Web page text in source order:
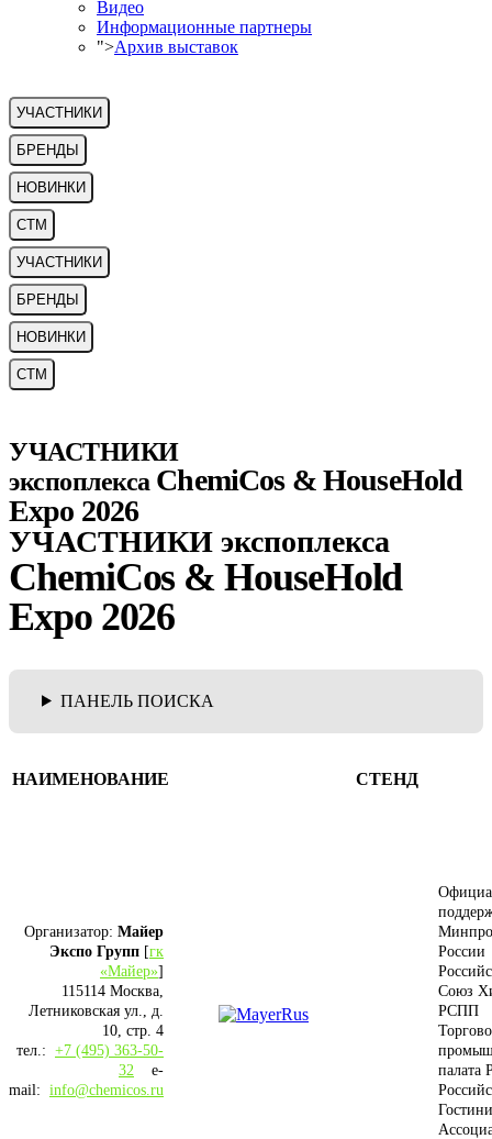
Видео
Информационные партнеры
">Архив выставок
УЧАСТНИКИ
БРЕНДЫ
НОВИНКИ
СТМ
УЧАСТНИКИ
БРЕНДЫ
НОВИНКИ
СТМ
УЧАСТНИКИ
экспоплекса ChemiCos & HouseHold
Expo 2026
УЧАСТНИКИ экспоплекса
ChemiCos & HouseHold
Expo 2026
ПАНЕЛЬ ПОИСКА
НАИМЕНОВАНИЕ СТЕНД
Организатор: Майер
Экспо Групп [гк
«Майер»]
115114 Москва,
Летниковская ул., д.
10, стр. 4
тел.: +7 (495) 363-50-
32 e-
mail: info@chemicos.ru
России
Союз
РСПП
палата